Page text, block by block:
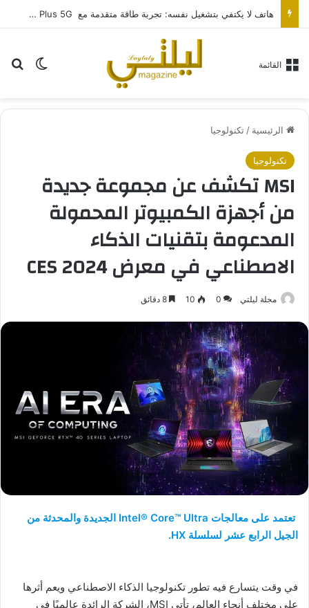
هاتف لا يكتفي بتشغيل نفسه: تجربة طاقة متقدمة مع HONOR X7e Plus 5G
الوضع القائمة
الرئيسية /تكنولوجيا
تكنولوجيا
MSI تكشف عن مجموعة جديدة
من أجهزة الكمبيوتر المحمولة
المدعومة بتقنيات الذكاء
الاصطناعي في معرض CES 2024
مجلة ليلتي 0
10
تعتمد على معالجات Intel® Core™ Ultra الجديدة والمحدثة من
الجيل الرابع عشر لسلسلة HX.
في وقت يتسارع فيه تطور تكنولوجيا الذكاء الاصطناعي ويعم أثرها
على مختلف أنحاء العالم، تأتي MSI، الشركة الرائدة عالميًا في